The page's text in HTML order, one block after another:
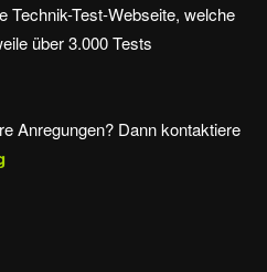
Technik-Test-Webseite, welche
über 3.000 Tests
Anregungen? Dann kontaktiere